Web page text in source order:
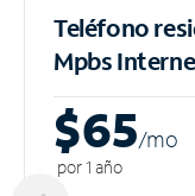
Teléfono
Mpbs
$65/mo
por 1 año